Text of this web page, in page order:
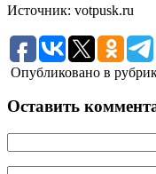
Источник: votpusk.ru
Опубликовано в
Оставить